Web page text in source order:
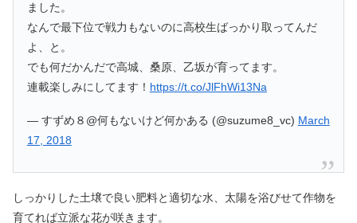
ました。
なんで最下位で戦力もないのに高校生ばっかり取ってんだ
よ、と。
でも何だかんだで高城、桑原、乙坂が育ってます。
連載楽しみにしてます！ https://t.co/JlFhWi13Na
— すずめ８@何もないけど何かある (@suzume8_vc) March
17, 2018
しっかりした土壌で良い肥料と適切な水、太陽を浴びせて作物を
育てれば立派な花が咲きます。